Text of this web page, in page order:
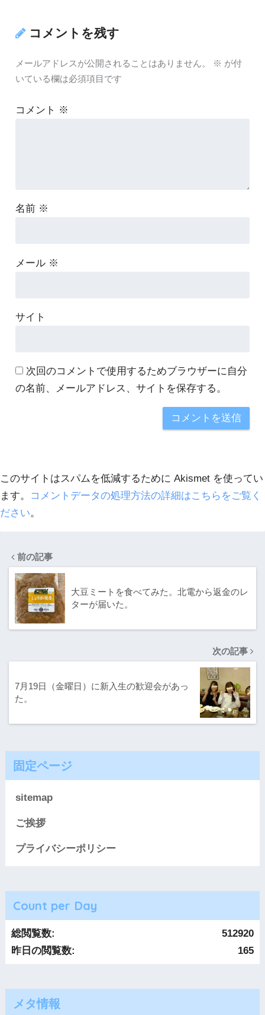
コメントを残す
メールアドレスが公開されることはありません。 ※ が付
いている欄は必須項目です
コメント ※
名前 ※
メール ※
サイト
次回のコメントで使用するためブラウザーに自分
の名前、メールアドレス、サイトを保存する。
このサイトはスパムを低減するために Akismet を使ってい
ます。
コメントデータの処理方法の詳細はこちらをご覧く
ださい。
前の記事
大豆ミートを食べてみた。北電から返金のレ
ターが届いた。
次の記事
7月19日（金曜日）に新入生の歓迎会があっ
た。
固定ページ
sitemap
ご挨拶
プライバシーポリシー
Count per Day
512920
総閲覧数:
165
昨日の閲覧数:
メタ情報